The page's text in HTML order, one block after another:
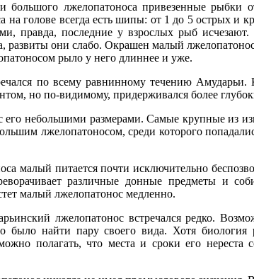
лжелопатоноса привезенные рыбки
на голове всегда есть шипы: от 1 до 5 острых и
правда, последние у взрослых рыб
они слабо. Окрашен малый
рыло у него длиннее и уже.
по всему равнинному течению
но по-видимому, придерживался более
его небольшими размерами. Самые крупные из
лжелопатоносом, среди которого
малый питается почти исключительно
различные донные предметы и
малый лжелопатонос медленно.
лжелопатонос встречался редко.
было найти пару своего вида. Хотя биология
полагать, что места и сроки его нереста